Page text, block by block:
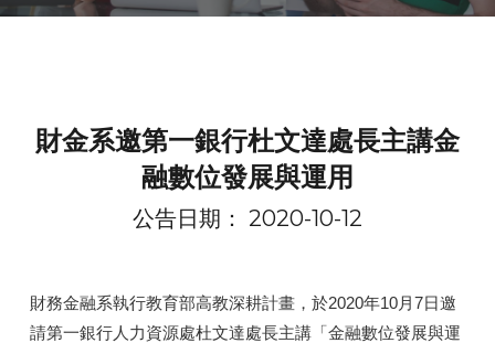
財金系邀第一銀行杜文達處長主講金
融數位發展與運用
公告日期： 2020-10-12
財務金融系執行教育部高教深耕計畫，於2020年10月7日邀
請第一銀行人力資源處杜文達處長主講「金融數位發展與運